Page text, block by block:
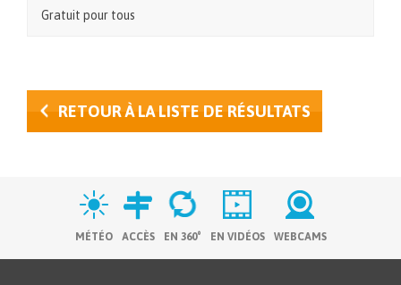
Gratuit pour tous
RETOUR À LA LISTE DE RÉSULTATS
MÉTÉO ACCÈS EN 360° EN VIDÉOS WEBCAMS